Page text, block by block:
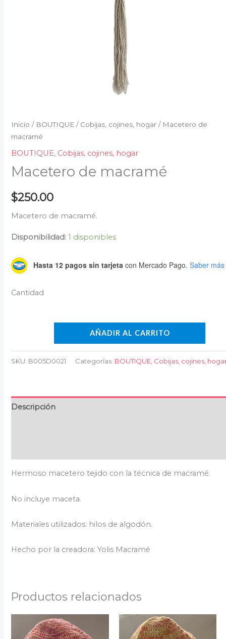
Inicio / BOUTIQUE / Cobijas, cojines, hogar / Macetero de
macramé
BOUTIQUE, Cobijas, cojines, hogar
Macetero de macramé
$250.00
Macetero de macramé.
Disponibilidad: 1 disponibles
Hasta 12 pagos sin tarjeta con Mercado Pago. Saber más
AÑADIR AL CARRITO
SKU: B005D0021 Categorías: BOUTIQUE Cobijas, cojines,
Descripción
Hermoso macetero tejido con la técnica de macramé.
No incluye maceta.
Materiales utilizados: hilos de algodón.
Hecho por la creadora: Yolis Macramé
Productos relacionados